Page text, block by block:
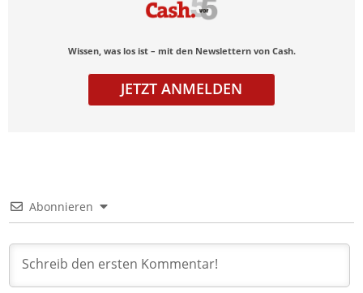
Wissen, was los ist – mit den Newslettern von Cash.
JETZT ANMELDEN
Abonnieren